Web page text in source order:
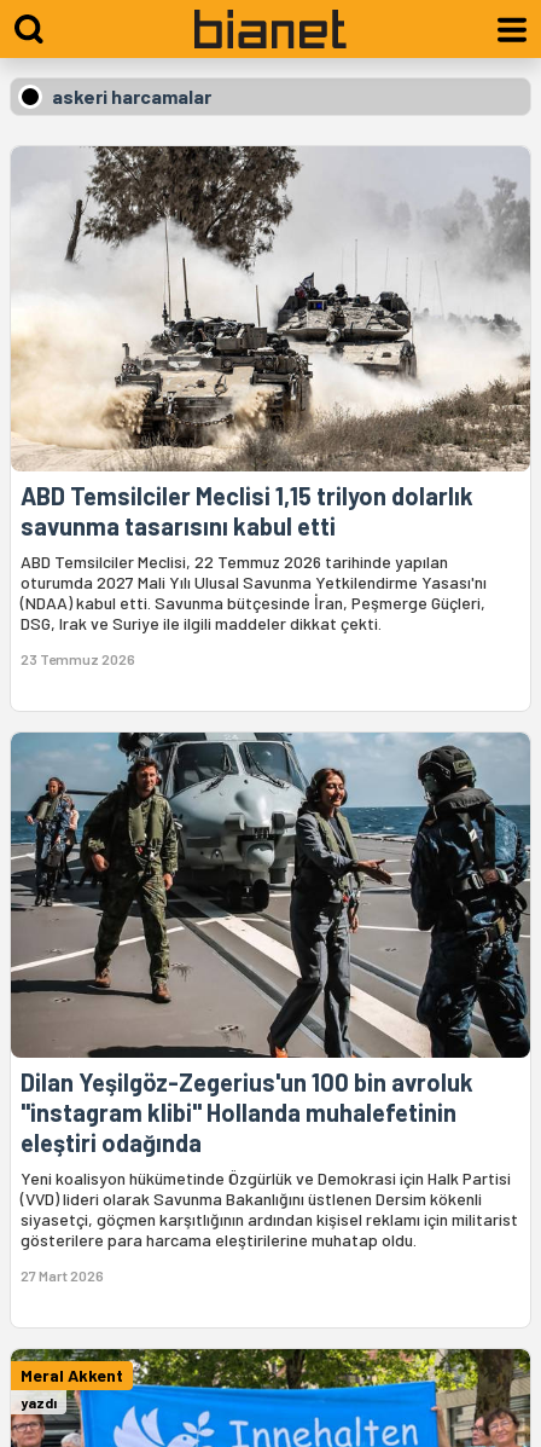
askeri harcamalar
ABD Temsilciler Meclisi 1,15 trilyon dolarlık
savunma tasarısını kabul etti
ABD Temsilciler Meclisi, 22 Temmuz 2026 tarihinde yapılan
oturumda 2027 Mali Yılı Ulusal Savunma Yetkilendirme Yasası'nı
(NDAA) kabul etti. Savunma bütçesinde İran, Peşmerge Güçleri,
DSG, Irak ve Suriye ile ilgili maddeler dikkat çekti.
23 Temmuz 2026
Dilan Yeşilgöz-Zegerius'un 100 bin avroluk
"instagram klibi" Hollanda muhalefetinin
eleştiri odağında
Yeni koalisyon hükümetinde Özgürlük ve Demokrasi için Halk Partisi
(VVD) lideri olarak Savunma Bakanlığını üstlenen Dersim kökenli
siyasetçi, göçmen karşıtlığının ardından kişisel reklamı için militarist
gösterilere para harcama eleştirilerine muhatap oldu.
27 Mart 2026
Meral Akkent
yazdı